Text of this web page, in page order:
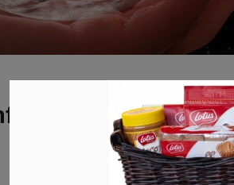
denken –